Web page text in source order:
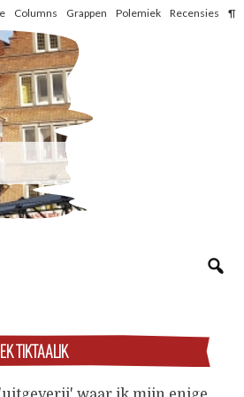
Columns Grappen Polemiek Recensies ¶
TIKTAALIK